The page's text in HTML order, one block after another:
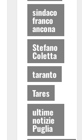
sindaco
franco
ancona
Stefano
Coletta
taranto
Tares
ultime
notizie
Puglia